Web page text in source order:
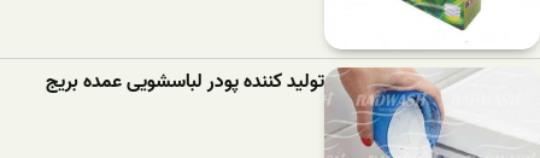
تولید کننده پودر لباسشویی عمده بریج